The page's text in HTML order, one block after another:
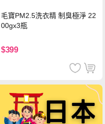
毛寶PM2.5洗衣精 制臭極淨 22
00gx3瓶
$399